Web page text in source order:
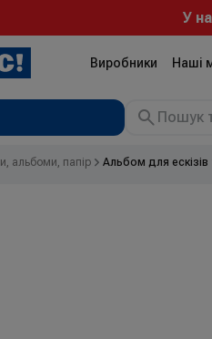
У
Виробники Наші
альбоми, папір Альбом для